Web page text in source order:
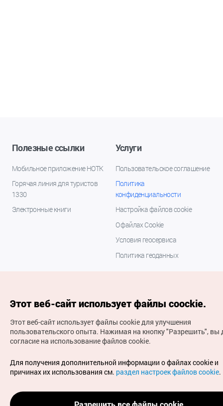
Полезные ссылки
Мобильное приложение НОТК
Горячая линия для туристов
1330
Электронные книги
Услуги
Пользовательское соглашение
Политика
конфиденциальности
Настройка файлов cookie
О файлах Cookie
Условия геосервиса
Политика геоданных
(с) Национальная организация туризма Кореи Все
права защищены
Для извещения об ошибках и проблемах, связанных с
работой веб-сайта, направляйте ваши запросы на
официальный адрес электронной почты
russian@knto.or.kr
Этот веб-сайт использует файлы coockie.
Этот веб-сайт использует файлы cookie для улучшения
пользовательского опыта. Нажимая на кнопку "Разрешить", вы
согласие на использование файлов cookie.
Для получения дополнительной информации о файлах cookie и
причинах их использования см. раздел настроек файлов cookie.